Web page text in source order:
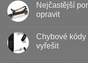
koloběžky
kdy
jak
prodloužit
životnost
u
textu
s
vyměnit
brzdové
destičky
Nejčastější
opravit
u
textu
s
Chybové
vyřešit